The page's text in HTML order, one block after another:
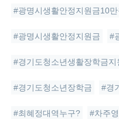
#광명시생활안정지원금 #
#경기도청소년장학금 #경
#최혜정대역누구? #차주